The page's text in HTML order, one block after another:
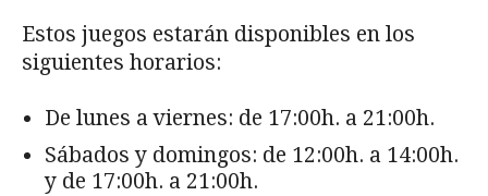
Estos juegos estarán disponibles en los
siguientes horarios:
De lunes a viernes: de 17:00h. a 21:00h.
Sábados y domingos: de 12:00h. a 14:00h.
y de 17:00h. a 21:00h.